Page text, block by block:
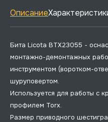
Описание
Бита Licota BTX23055 -
монтажно-демонтажных
инструментом (воротком-
шуруповертом.
Используется для работы с
профилем Torx.
Размер приводного